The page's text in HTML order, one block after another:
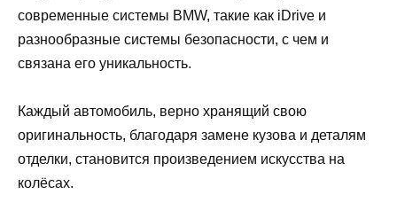
современные системы BMW, такие как iDrive и
разнообразные системы безопасности, с чем и
связана его уникальность.
Каждый автомобиль, верно хранящий свою
оригинальность, благодаря замене кузова и деталям
отделки, становится произведением искусства на
колёсах.